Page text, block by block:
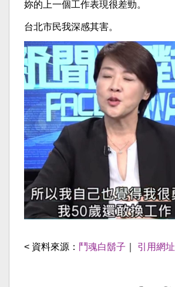
妳的上一個工作表現很差勁。
台北市民我深感其害。
< 資料來源： 鬥魂白鬍子 引用網址